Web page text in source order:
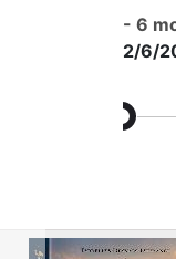
- 6
2/6/